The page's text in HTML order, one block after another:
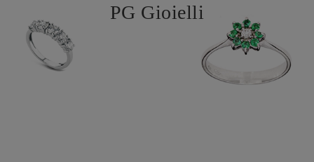
PG Gioielli